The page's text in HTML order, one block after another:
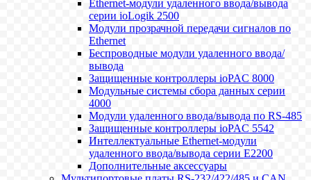
Ethernet-модули удаленного ввода/вывода
серии ioLogik 2500
Модули прозрачной передачи сигналов по
Ethernet
Беспроводные модули удаленного ввода/
вывода
Защищенные контроллеры ioPAC 8000
Модульные системы сбора данных серии
4000
Модули удаленного ввода/вывода по RS-485
Защищенные контроллеры ioPAC 5542
Интеллектуальные Ethernet-модули
удаленного ввода/вывода серии E2200
Дополнительные аксессуары